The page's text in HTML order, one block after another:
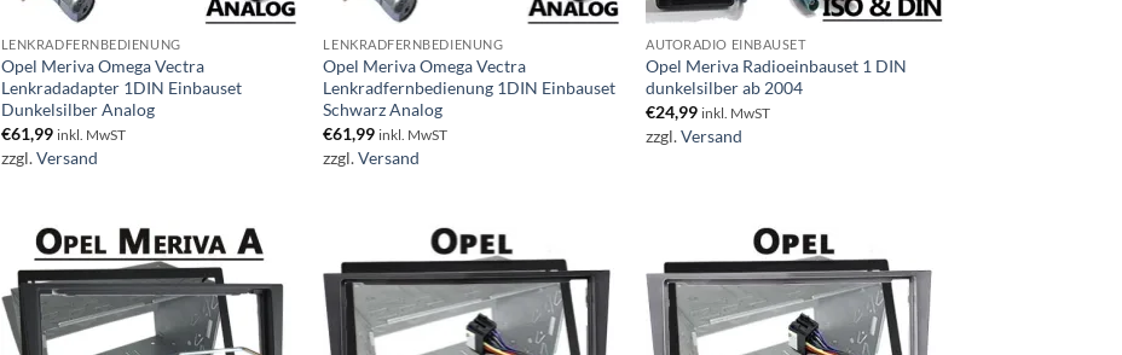
LENKRADFERNBEDIENUNG
Opel Meriva Omega Vectra
Lenkradadapter 1DIN Einbauset
Dunkelsilber Analog
€61,99 inkl. MwST
zzgl.Versand
LENKRADFERNBEDIENUNG
Opel Meriva Omega Vectra
Lenkradfernbedienung 1DIN Einbauset
Schwarz Analog
€61,99 inkl. MwST
zzgl.Versand
AUTORADIO EINBAUSET
Opel Meriva Radioeinbauset 1 DIN
dunkelsilber ab 2004
€24,99 inkl. MwST
zzgl.Versand